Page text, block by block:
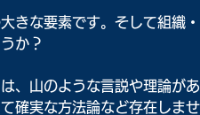
きな要素です。そして組織
か？
、山のような言説や理論が
確実な方法論など存在しませ